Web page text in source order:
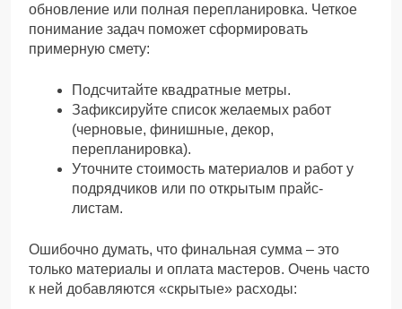
обновление или полная перепланировка. Четкое
понимание задач поможет сформировать
примерную смету:
Подсчитайте квадратные метры.
Зафиксируйте список желаемых работ
(черновые, финишные, декор,
перепланировка).
Уточните стоимость материалов и работ у
подрядчиков или по открытым прайс-
листам.
Ошибочно думать, что финальная сумма – это
только материалы и оплата мастеров. Очень часто
к ней добавляются «скрытые» расходы: